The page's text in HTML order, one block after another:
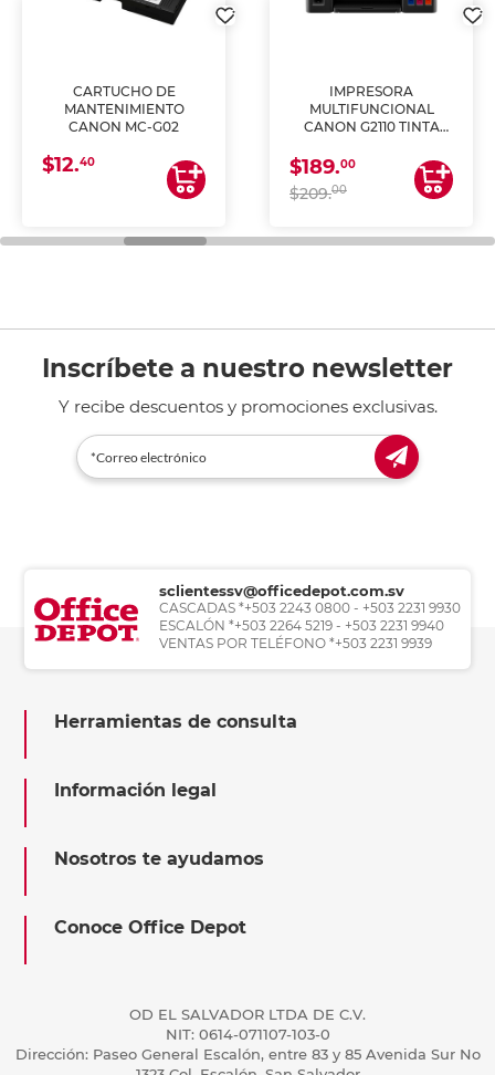
CARTUCHO DE
MANTENIMIENTO
CANON MC-G02
$12.40
IMPRESORA
MULTIFUNCIONAL
CANON G2110 TINTA
$189.00
$209.00
Inscríbete a nuestro newsletter
Y recibe descuentos y promociones exclusivas.
sclientessv@officedepot.com.sv
CASCADAS *+503 2243 0800 - +503 2231 9930
ESCALÓN *+503 2264 5219 - +503 2231 9940
VENTAS POR TELÉFONO *+503 2231 9939
Herramientas de consulta
Información legal
Nosotros te ayudamos
Conoce Office Depot
OD EL SALVADOR LTDA DE C.V.
NIT: 0614-071107-103-0
Dirección: Paseo General Escalón, entre 83 y 85 Avenida Sur No